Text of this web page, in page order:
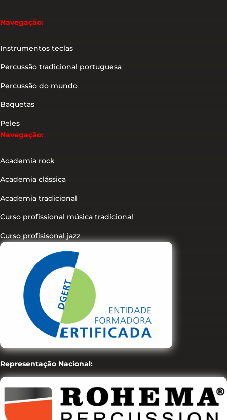
Navegação:
Instrumentos teclas
Percussão tradicional portuguesa
Percussão do mundo
Baquetas
Peles
Navegação:
Academia rock
Academia clássica
Academia tradicional
Curso profissional música tradicional
Curso profisisonal jazz
Representação Nacional: